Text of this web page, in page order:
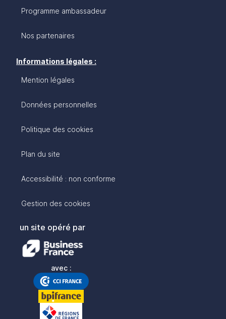
Programme ambassadeur
Nos partenaires
Informations légales :
Mention légales
Données personnelles
Politique des cookies
Plan du site
Accessibilité : non conforme
Gestion des cookies
un site opéré par
avec :